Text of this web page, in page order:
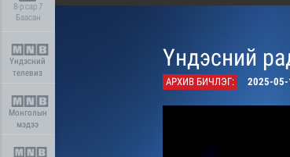
8-р сар 7
Баасан
Үндэсний
телевиз
Монголын
мэдээ
Үндэсний
АРХИВ БИЧЛЭГ: 2025-